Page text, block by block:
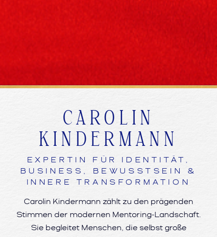
CAROLIN
KINDERMANN
EXPERTIN FÜR IDENTITÄT,
BUSINESS, BEWUSSTSEIN &
INNERE TRANSFORMATION
Carolin Kindermann zählt zu den prägenden
Stimmen der modernen Mentoring-Landschaft.
Sie begleitet Menschen, die selbst große